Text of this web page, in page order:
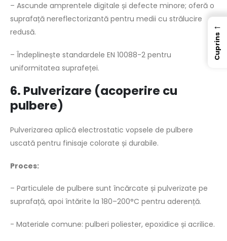
– Ascunde amprentele digitale și defecte minore; oferă o
suprafață nereflectorizantă pentru medii cu strălucire
redusă.
– Îndeplinește standardele EN 10088-2 pentru
uniformitatea suprafeței.
6. Pulverizare (acoperire cu
pulbere)
Pulverizarea aplică electrostatic vopsele de pulbere
uscată pentru finisaje colorate și durabile.
Proces:
– Particulele de pulbere sunt încărcate și pulverizate pe
suprafață, apoi întărite la 180–200°C pentru aderență.
- Materiale comune: pulberi poliester, epoxidice și acrilice.
←
Cuprins